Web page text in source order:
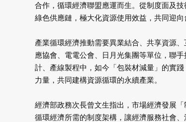
合作，循環經濟聯盟應運而生。從制度面及
綠色供應鏈，極大化資源使用效益，共同迎
產業循環經濟推動需要異業結合、共享資源
應協會、電電公會、日月光集團等單位，聯
計、產線製程中，如今「包裝材減量」的實
力量，共同建構資源循環的永續產業。
經濟部政務次長曾文生指出，市場經濟發展
循環經濟所需的制度架構，讓經濟服務社會